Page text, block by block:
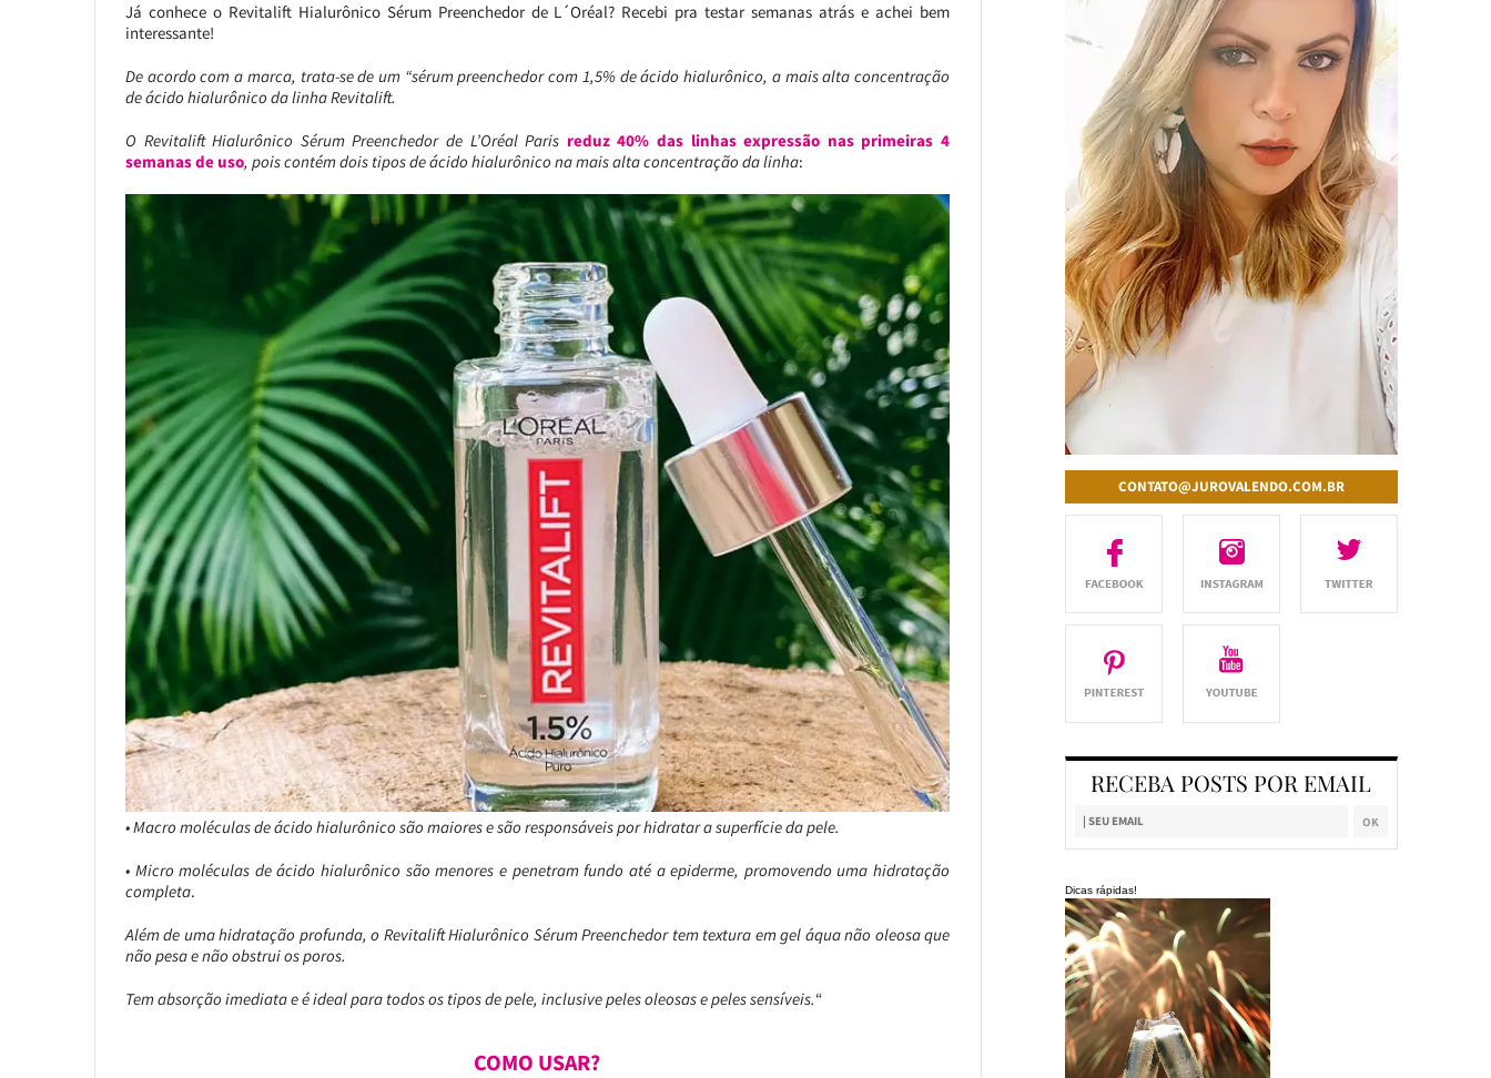
Já conhece o Revitalift Hialurônico Sérum Preenchedor de L´Oréal? Recebi pra testar semanas atrás e achei bem
interessante!
De acordo com a marca, trata-se de um “sérum preenchedor com 1,5% de ácido hialurônico, a mais alta concentração
de ácido hialurônico da linha Revitalift.
O Revitalift Hialurônico Sérum Preenchedor de L’Oréal Paris reduz 40% das linhas expressão nas primeiras 4
semanas de uso, pois contém dois tipos de ácido hialurônico na mais alta concentração da linha:
• Macro moléculas de ácido hialurônico são maiores e são responsáveis por hidratar a superfície da pele.
• Micro moléculas de ácido hialurônico são menores e penetram fundo até a epiderme, promovendo uma hidratação
completa.
Além de uma hidratação profunda, o Revitalift Hialurônico Sérum Preenchedor tem textura em gel áqua não oleosa que
não pesa e não obstrui os poros.
Tem absorção imediata e é ideal para todos os tipos de pele, inclusive peles oleosas e peles sensíveis.“
COMO USAR?
CONTATO@JUROVALENDO.COM.BR
RECEBA POSTS POR EMAIL
Dicas rápidas!